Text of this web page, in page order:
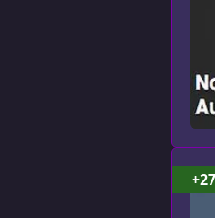
+27